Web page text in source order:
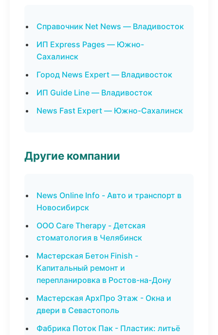
Справочник Net News — Владивосток
ИП Express Pages — Южно-
Сахалинск
Город News Expert — Владивосток
ИП Guide Line — Владивосток
News Fast Expert — Южно-Сахалинск
Другие компании
News Online Info - Авто и транспорт в
Новосибирск
ООО Care Therapy - Детская
стоматология в Челябинск
Мастерская Бетон Finish -
Капитальный ремонт и
перепланировка в Ростов-на-Дону
Мастерская АрхПро Этаж - Окна и
двери в Севастополь
Фабрика Поток Пак - Пластик: литьё